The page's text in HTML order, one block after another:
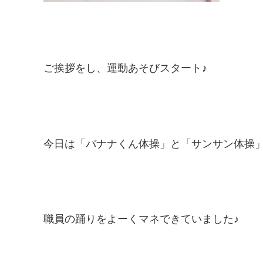
ご挨拶をし、運動あそびスタート♪
今日は「バナナくん体操」と「サンサン体操
職員の踊りをよーくマネできていました♪